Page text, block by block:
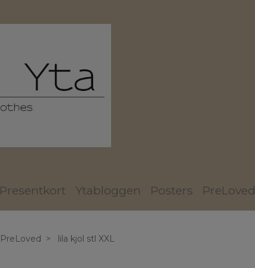
Presentkort Ytabloggen Posters PreLoved
PreLoved lila kjol stl XXL